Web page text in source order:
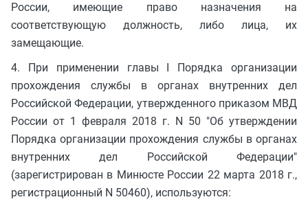
России, имеющие право назначения на
соответствующую должность, либо лица, их
замещающие.
4. При применении главы I Порядка организации
прохождения службы в органах внутренних дел
Российской Федерации, утвержденного приказом МВД
России от 1 февраля 2018 г. N 50 "Об утверждении
Порядка организации прохождения службы в органах
внутренних дел Российской Федерации"
(зарегистрирован в Минюсте России 22 марта 2018 г.,
регистрационный N 50460), используются: